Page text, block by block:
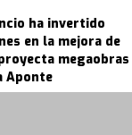
ha invertido
en la mejora de
megaobras
Aponte